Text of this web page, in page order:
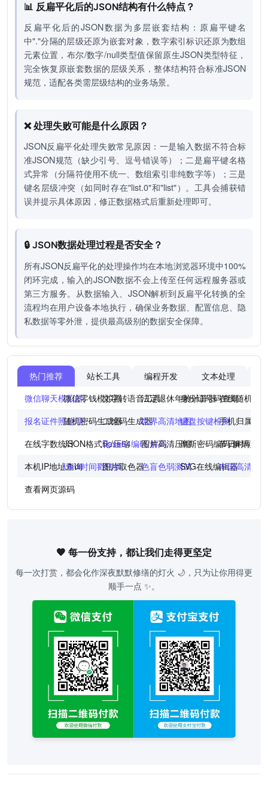
📊 反扁平化后的JSON结构有什么特点？
反扁平化后的JSON数据为多层嵌套结构：原扁平键名
中"."分隔的层级还原为嵌套对象，数字索引标识还原为数组
元素位置，布尔/数字/null类型值保留原生JSON类型特征，
完全恢复原嵌套数据的层级关系，整体结构符合标准JSON
规范，适配各类需层级结构的业务场景。
❌ 处理失败可能是什么原因？
JSON反扁平化处理失败常见原因：一是输入数据不符合标
准JSON规范（缺少引号、逗号错误等）；二是扁平键名格
式异常（分隔符使用不统一、数组索引非纯数字等）；三是
键名层级冲突（如同时存在"list.0"和"list"）。工具会捕获错
误并提示具体原因，修正数据格式后重新处理即可。
🔒 JSON数据处理过程是否安全？
所有JSON反扁平化的处理操作均在本地浏览器环境中100%
闭环完成，输入的JSON数据不会上传至任何远程服务器或
第三方服务。从数据输入、JSON解析到反扁平化转换的全
流程均在用户设备本地执行，确保业务数据、配置信息、隐
私数据等零外泄，提供最高级别的数据安全保障。
热门推荐 站长工具 编程开发 文本处理
微信聊天模拟器微信零钱模拟器文字转语音工具法定退休年龄计算器
身份证号码查询在线随机点
报名证件照处理随机密码生成器二维码生成器世界高清地图键盘按键检测手机归属地
在线字数统计JSON格式化/压缩Base64编码/解码图片高清压缩摩斯密码编码/解码
节日时间倒
本机IP地址查询Unix时间戳转换图片取色器色盲色弱测试SVG在线编辑器中国高清地
查看网页源码
🧡 每一份支持，都让我们走得更坚定
每一次打赏，都会化作深夜默默修缮的灯火 🌙，只为让你用得更
顺手一点 ✨。